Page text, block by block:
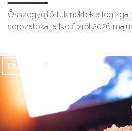
Összegyűjtöttük nektek a
sorozatokat a Netflixről 2026
FILMEK